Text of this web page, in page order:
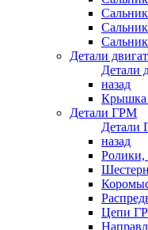
Детали
Детали
назад
Крышка
Детали ГРМ
Детали
назад
Ролики,
Цепи